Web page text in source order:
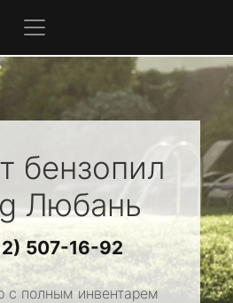
бензопил
Любань
507-16-92
полным инвентарем